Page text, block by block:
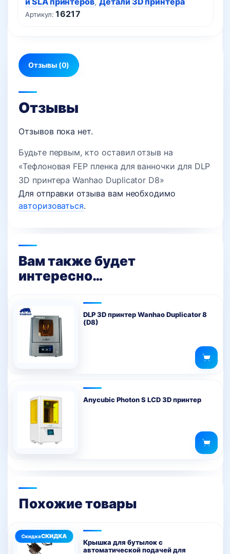
Артикул:16217
Отзывы (0)
Отзывы
Отзывов пока нет.
Будьте первым, кто оставил отзыв на
«Тефлоновая FEP пленка для ванночки для DLP
3D принтера Wanhao Duplicator D8»
Для отправки отзыва вам необходимо
авторизоваться.
Вам также будет
интересно…
DLP 3D принтер Wanhao Duplicator 8
(D8)
Anycubic Photon S LCD 3D принтер
Похожие товары
Крышка для бутылок с
автоматической подачей для